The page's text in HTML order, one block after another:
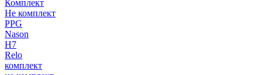
Комплект
Не комплект
PPG
Nason
H7
Relo
комплект